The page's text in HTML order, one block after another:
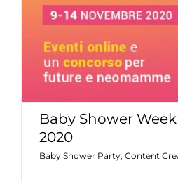
Baby Shower
2020
Baby Shower Party
Baby Shower
2020
Baby Shower Party, Content